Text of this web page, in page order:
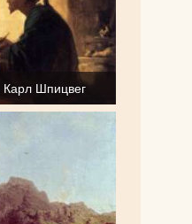
Шпицвег